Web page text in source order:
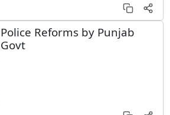
Police Reforms by Punjab
Govt